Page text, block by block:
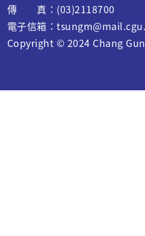
傳 真：(03)2118700
電子信箱：
Copyright © 2024 Chang